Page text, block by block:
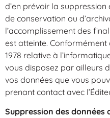
d’en prévoir la
de conservation ou
l’accomplissement des
est atteinte. Conformément
1978 relative à
vous disposez par ailleurs
vos données que vous
prenant contact avec
Suppression des données